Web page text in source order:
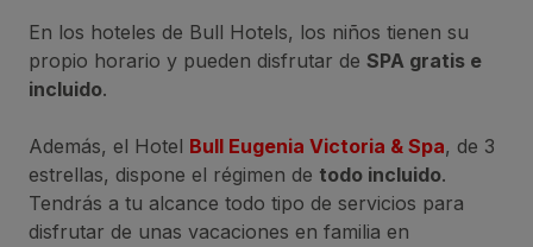
En los hoteles de Bull Hotels, los niños tienen su
propio horario y pueden disfrutar de SPA gratis e
incluido.
Además, el Hotel Bull Eugenia Victoria & Spa, de 3
estrellas, dispone el régimen de todo incluido.
Tendrás a tu alcance todo tipo de servicios para
disfrutar de unas vacaciones en familia en